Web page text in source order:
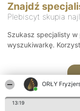
ORŁY
13:19
Znajdź
Plebiscyt skupia
Szukasz specjalisty
wyszukiwarkę.